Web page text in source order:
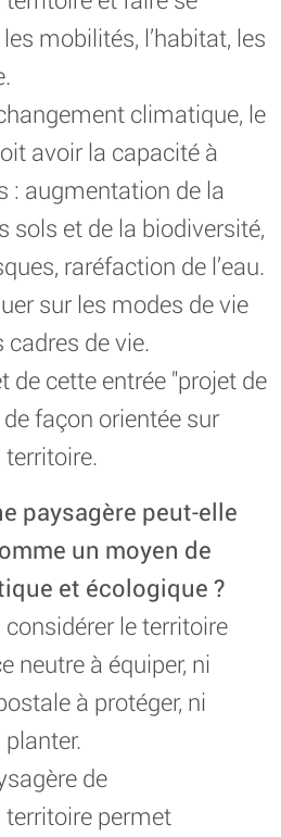
mobilités, l’habitat, les
climatique, le
avoir la capacité à
: augmentation de la
sols et de la biodiversité,
raréfaction de l’eau.
sur les modes de vie
cadres de vie.
de cette entrée "projet de
façon orientée sur
territoire.
paysagère peut-elle
un moyen de
et écologique ?
considérer le territoire
neutre à équiper, ni
à protéger, ni
de
territoire permet